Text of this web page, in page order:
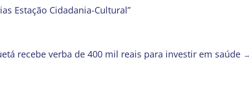
Estação Cidadania-Cultural”
recebe verba de 400 mil reais para investir em saúde